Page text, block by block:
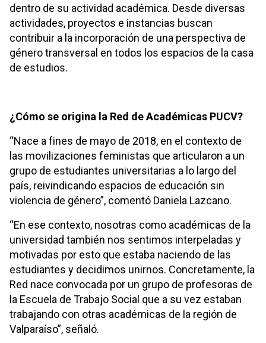
dentro de su actividad académica. Desde diversas
actividades, proyectos e instancias buscan
contribuir a la incorporación de una perspectiva de
género transversal en todos los espacios de la casa
de estudios.
¿Cómo se origina la Red de Académicas PUCV?
“Nace a fines de mayo de 2018, en el contexto de
las movilizaciones feministas que articularon a un
grupo de estudiantes universitarias a lo largo del
país, reivindicando espacios de educación sin
violencia de género”, comentó Daniela Lazcano.
“En ese contexto, nosotras como académicas de la
universidad también nos sentimos interpeladas y
motivadas por esto que estaba naciendo de las
estudiantes y decidimos unirnos. Concretamente, la
Red nace convocada por un grupo de profesoras de
la Escuela de Trabajo Social que a su vez estaban
trabajando con otras académicas de la región de
Valparaíso”, señaló.